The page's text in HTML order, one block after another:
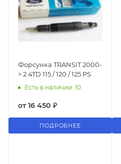
Форсунка TRANSIT 2000-
> 2.4TD 115 / 120 / 125 PS
Есть в наличии: 10
от16 450 ₽
ПОДРОБНЕЕ